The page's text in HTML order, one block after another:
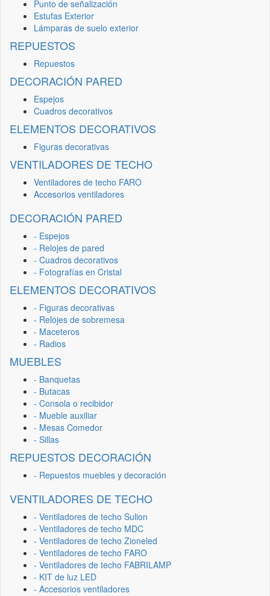
Punto de señalización
Estufas Exterior
Lámparas de suelo exterior
REPUESTOS
Repuestos
DECORACIÓN PARED
Espejos
Cuadros decorativos
ELEMENTOS DECORATIVOS
Figuras decorativas
VENTILADORES DE TECHO
Ventiladores de techo FARO
Accesorios ventiladores
DECORACIÓN PARED
- Espejos
- Relojes de pared
- Cuadros decorativos
- Fotografías en Cristal
ELEMENTOS DECORATIVOS
- Figuras decorativas
- Relojes de sobremesa
- Maceteros
- Radios
MUEBLES
- Banquetas
- Butacas
- Consola o recibidor
- Mueble auxiliar
- Mesas Comedor
- Sillas
REPUESTOS DECORACIÓN
- Repuestos muebles y decoración
VENTILADORES DE TECHO
- Ventiladores de techo Sulion
- Ventiladores de techo MDC
- Ventiladores de techo Zioneled
- Ventiladores de techo FARO
- Ventiladores de techo FABRILAMP
- KIT de luz LED
- Accesorios ventiladores